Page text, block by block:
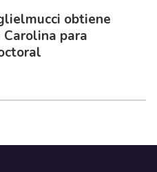
obtiene
para